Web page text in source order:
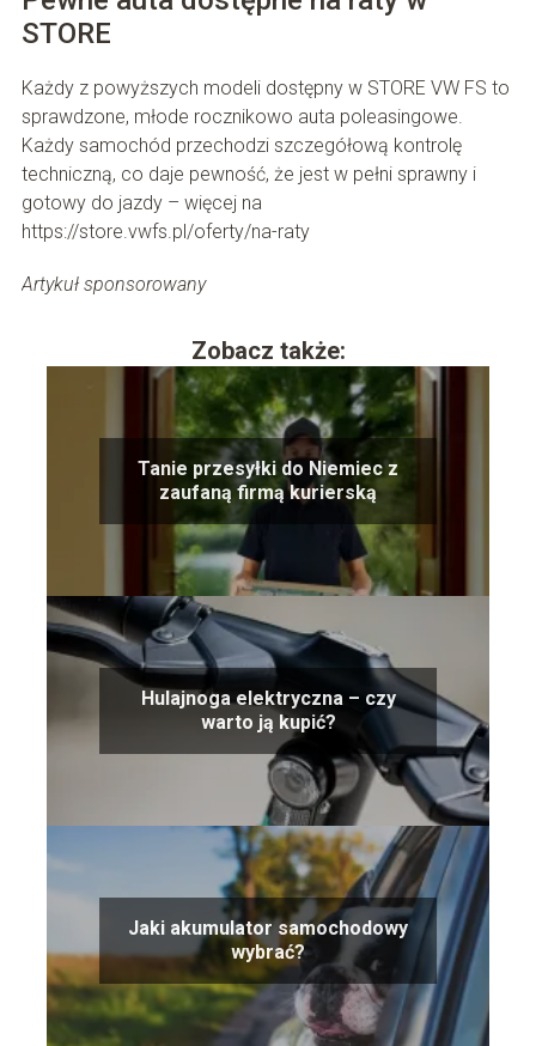
STORE
Każdy z powyższych modeli dostępny w STORE VW FS to
sprawdzone, młode rocznikowo auta poleasingowe.
Każdy samochód przechodzi szczegółową kontrolę
techniczną, co daje pewność, że jest w pełni sprawny i
gotowy do jazdy – więcej na
https://store.vwfs.pl/oferty/na-raty
Artykuł sponsorowany
Zobacz także:
Tanie przesyłki do Niemiec z
zaufaną firmą kurierską
Hulajnoga elektryczna – czy
warto ją kupić?
Jaki akumulator samochodowy
wybrać?